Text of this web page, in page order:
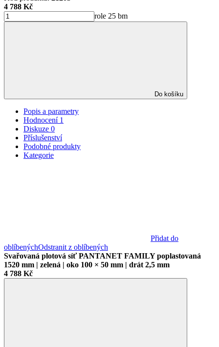
4 788 Kč
role 25 bm
Do košíku
Popis a parametry
Hodnocení 1
Diskuze 0
Příslušenství
Podobné produkty
Kategorie
Přidat do
oblíbenýchOdstranit z oblíbených
Svařovaná plotová síť PANTANET FAMILY poplastovaná
1520 mm | zelená | oko 100 × 50 mm | drát 2,5 mm
4 788 Kč